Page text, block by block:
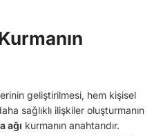
geliştirilmesi, hem kişisel
sağlıklı ilişkiler oluşturmanın
ağı kurmanın anahtarıdır.